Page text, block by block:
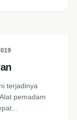
terjadinya
pemadam